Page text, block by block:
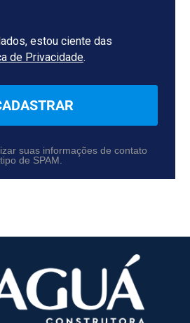
estou ciente das
de Privacidade.
suas informações de contato
de SPAM.